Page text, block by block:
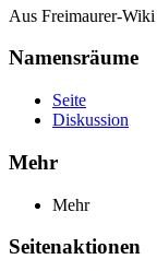
Aus Freimaurer-Wiki
Namensräume
Seite
Diskussion
Mehr
Mehr
Seitenaktionen